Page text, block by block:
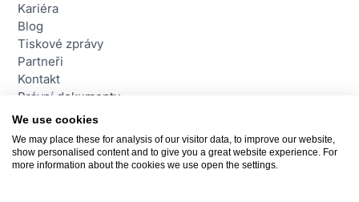
Kariéra
Blog
Tiskové zprávy
Partneři
Kontakt
Právní dokumenty
Contact
daktela@daktela.com
We use cookies
We may place these for analysis of our visitor data, to improve our website,
show personalised content and to give you a great website experience. For
more information about the cookies we use open the settings.